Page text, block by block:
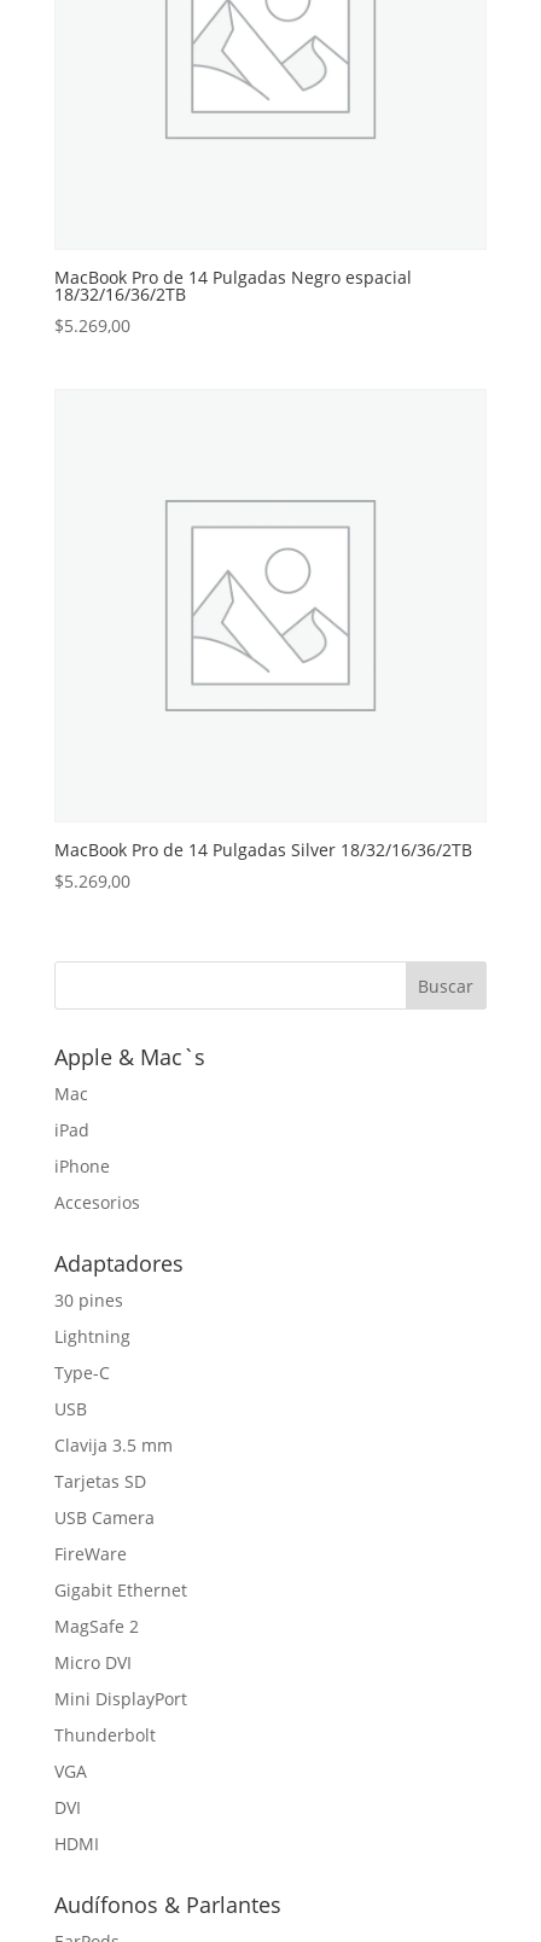
MacBook Pro de 14 Pulgadas Negro espacial
18/32/16/36/2TB
$5.269,00
MacBook Pro de 14 Pulgadas Silver 18/32/16/36/2TB
$5.269,00
Apple & Mac`s
Mac
iPad
iPhone
Accesorios
Adaptadores
30 pines
Lightning
Type-C
USB
Clavija 3.5 mm
Tarjetas SD
USB Camera
FireWare
Gigabit Ethernet
MagSafe 2
Micro DVI
Mini DisplayPort
Thunderbolt
VGA
DVI
HDMI
Audífonos & Parlantes